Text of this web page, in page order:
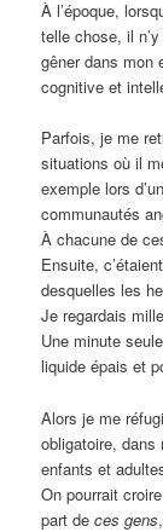
À l’époque,
telle chose, il
gêner dans mon
cognitive et
Parfois, je me
situations où il
exemple lors
communautés
À chacune de
Ensuite,
desquelles les
Je regardais
Une minute
liquide épais et
Alors je me
obligatoire,
enfants et
On pourrait
part deces gens